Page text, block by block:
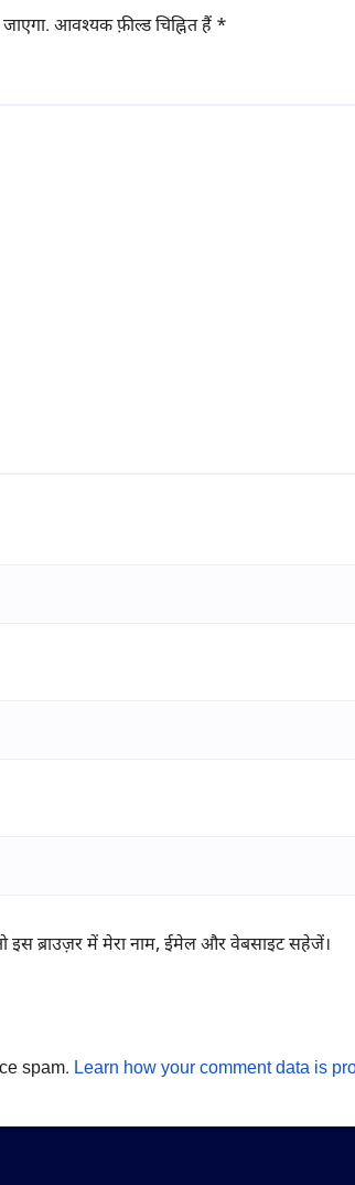
आवश्यक फ़ील्ड चिह्नित हैं *
इस ब्राउज़र में मेरा नाम, ईमेल और वेबसाइट सहेजें।
spam. Learn how your comment data is